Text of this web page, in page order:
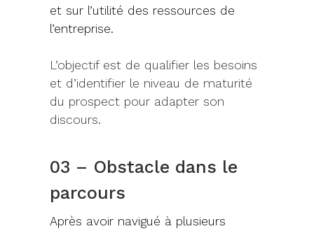
et sur l’utilité des ressources de
l’entreprise.
L’objectif est de qualifier les besoins
et d’identifier le niveau de maturité
du prospect pour adapter son
discours.
03 – Obstacle dans le
parcours
Après avoir navigué à plusieurs